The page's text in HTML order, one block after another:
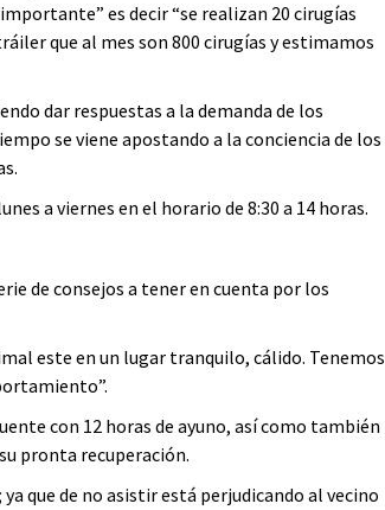
es decir “se realizan 20 cirugías
que al mes son 800 cirugías y estimamos
dar respuestas a la demanda de los
se viene apostando a la conciencia de los
a viernes en el horario de 8:30 a 14 horas.
de consejos a tener en cuenta por los
este en un lugar tranquilo, cálido. Tenemos
con 12 horas de ayuno, así como también
pronta recuperación.
que de no asistir está perjudicando al vecino